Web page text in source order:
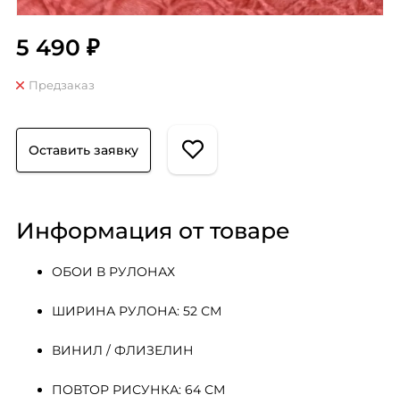
5 490 ₽
Предзаказ
Оставить заявку
Информация от товаре
ОБОИ В РУЛОНАХ
ШИРИНА РУЛОНА: 52 СМ
ВИНИЛ / ФЛИЗЕЛИН
ПОВТОР РИСУНКА: 64 СМ